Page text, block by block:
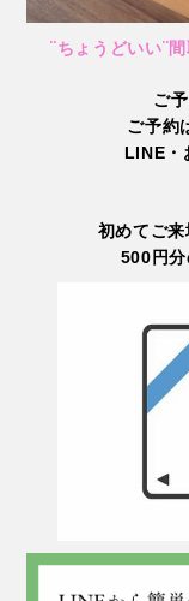
¨ちょうどいい¨
ご
ご予約
LINE・
初めてご
500円